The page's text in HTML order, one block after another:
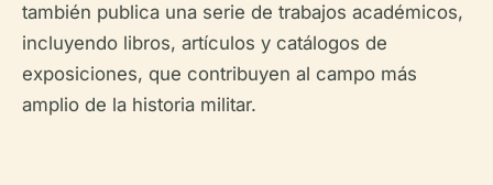
también publica una serie de trabajos académicos,
incluyendo libros, artículos y catálogos de
exposiciones, que contribuyen al campo más
amplio de la historia militar.